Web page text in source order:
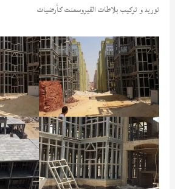
توريد و تركيب بلاطات القيروسمنت كأرضيات